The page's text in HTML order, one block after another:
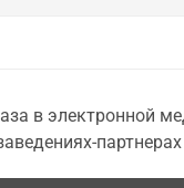
в электронной